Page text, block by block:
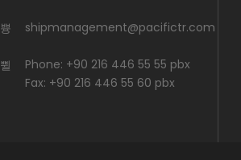
shipmanagement@pacifictr.com
Phone: +90 216 446 55 55 pbx
Fax: +90 216 446 55 60 pbx